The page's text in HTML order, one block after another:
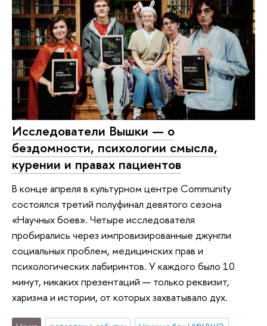
Исследователи Вышки — о
бездомности, психологии смысла,
курении и правах пациентов
В конце апреля в культурном центре Community
состоялся третий полуфинал девятого сезона
«Научных боев». Четыре исследователя
пробирались через импровизированные джунгли
социальных проблем, медицинских прав и
психологических лабиринтов. У каждого было 10
минут, никаких презентаций — только реквизит,
харизма и истории, от которых захватывало дух.